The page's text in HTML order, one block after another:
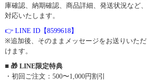
庫確認、納期確認、商品詳細、発送状況など
対応いたします。
👉 LINE ID【8599618】
※追加後、そのままメッセージをお送りいた
けます。
■ 🎁 LINE限定特典
・初回ご注文：500〜1,000円割引